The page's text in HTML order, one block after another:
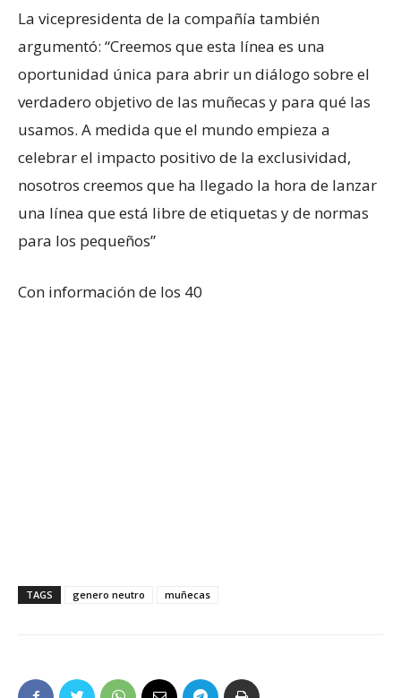
La vicepresidenta de la compañía también
argumentó: “Creemos que esta línea es una
oportunidad única para abrir un diálogo sobre el
verdadero objetivo de las muñecas y para qué las
usamos. A medida que el mundo empieza a
celebrar el impacto positivo de la exclusividad,
nosotros creemos que ha llegado la hora de lanzar
una línea que está libre de etiquetas y de normas
para los pequeños”
Con información de los 40
TAGS genero neutro muñecas